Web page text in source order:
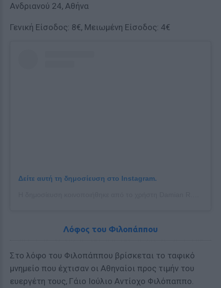
Ανδριανού 24, Αθήνα
Γενική Είσοδος: 8€, Μειωμένη Είσοδος: 4€
Δείτε αυτή τη δημοσίευση στο Instagram.
Λόφος του Φιλοπάππου
Στο λόφο του Φιλοπάππου βρίσκεται το ταφικό
μνημείο που έχτισαν οι Αθηναίοι προς τιμήν του
ευεργέτη τους, Γάιο Ιούλιο Αντίοχο Φιλόπαππο.